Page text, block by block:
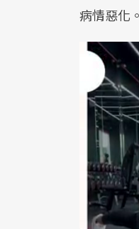
病情惡化。